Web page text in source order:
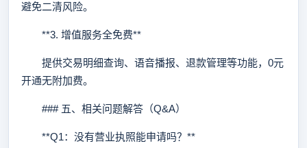
避免二清风险。
**3. 增值服务全免费**
提供交易明细查询、语音播报、退款管理等功能，0元
开通无附加费。
### 五、相关问题解答（Q&A）
**Q1：没有营业执照能申请吗？**